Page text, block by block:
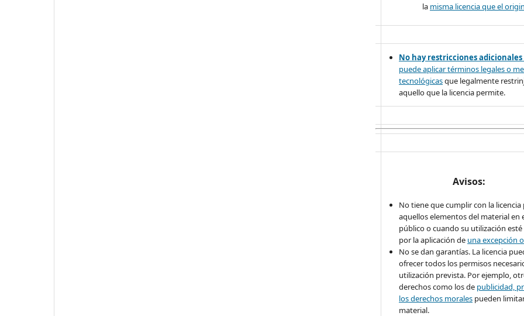
la misma licencia que el
No hay restricciones adicionales
puede aplicar términos legales o
tecnológicasque legalmente
aquello que la licencia permite.
Avisos:
No tiene que cumplir con la licencia
aquellos elementos del material en
público o cuando su utilización
por la aplicación de una excepción
No se dan garantías. La licencia
ofrecer todos los permisos
utilización prevista. Por ejemplo,
derechos como los de publicidad,
los derechos morales pueden
material.